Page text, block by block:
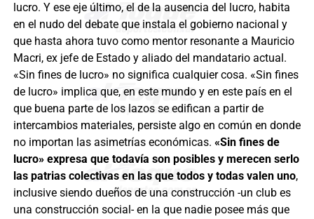
lucro. Y ese eje último, el de la ausencia del lucro, habita
en el nudo del debate que instala el gobierno nacional y
que hasta ahora tuvo como mentor resonante a Mauricio
Macri, ex jefe de Estado y aliado del mandatario actual.
«Sin fines de lucro» no significa cualquier cosa. «Sin fines
de lucro» implica que, en este mundo y en este país en el
que buena parte de los lazos se edifican a partir de
intercambios materiales, persiste algo en común en donde
no importan las asimetrías económicas. «Sin fines de
lucro» expresa que todavía son posibles y merecen serlo
las patrias colectivas en las que todos y todas valen uno,
inclusive siendo dueños de una construcción -un club es
una construcción social- en la que nadie posee más que